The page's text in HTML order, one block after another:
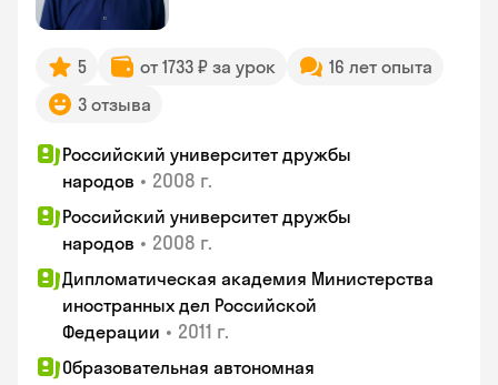
5 от 1733 ₽ за урок
16 лет опыта
3 отзыва
Российский университет дружбы
народов • 2008 г.
Российский университет дружбы
народов • 2008 г.
Дипломатическая академия Министерства
иностранных дел Российской
Федерации • 2011 г.
Образовательная автономная